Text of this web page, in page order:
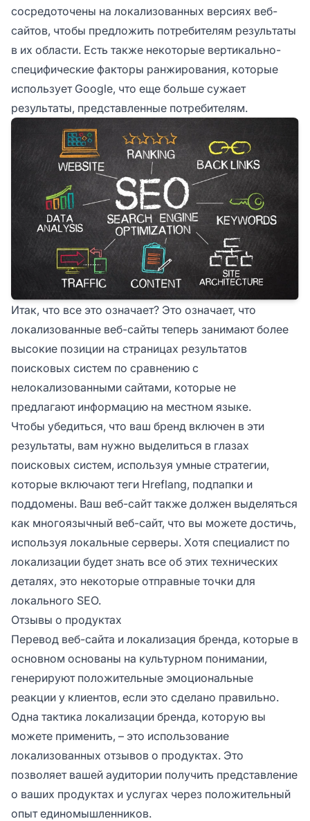
сосредоточены на локализованных версиях веб-
сайтов, чтобы предложить потребителям результаты
в их области. Есть также некоторые вертикально-
специфические факторы ранжирования, которые
использует Google, что еще больше сужает
результаты, представленные потребителям.
Итак, что все это означает? Это означает, что
локализованные веб-сайты теперь занимают более
высокие позиции на страницах результатов
поисковых систем по сравнению с
нелокализованными сайтами, которые не
предлагают информацию на местном языке.
Чтобы убедиться, что ваш бренд включен в эти
результаты, вам нужно выделиться в глазах
поисковых систем, используя умные стратегии,
которые включают теги Hreflang, подпапки и
поддомены. Ваш веб-сайт также должен выделяться
как многоязычный веб-сайт, что вы можете достичь,
используя локальные серверы. Хотя специалист по
локализации будет знать все об этих технических
деталях, это некоторые отправные точки для
локального SEO.
Отзывы о продуктах
Перевод веб-сайта и локализация бренда, которые в
основном основаны на культурном понимании,
генерируют положительные эмоциональные
реакции у клиентов, если это сделано правильно.
Одна тактика локализации бренда, которую вы
можете применить, – это использование
локализованных отзывов о продуктах. Это
позволяет вашей аудитории получить представление
о ваших продуктах и услугах через положительный
опыт единомышленников.